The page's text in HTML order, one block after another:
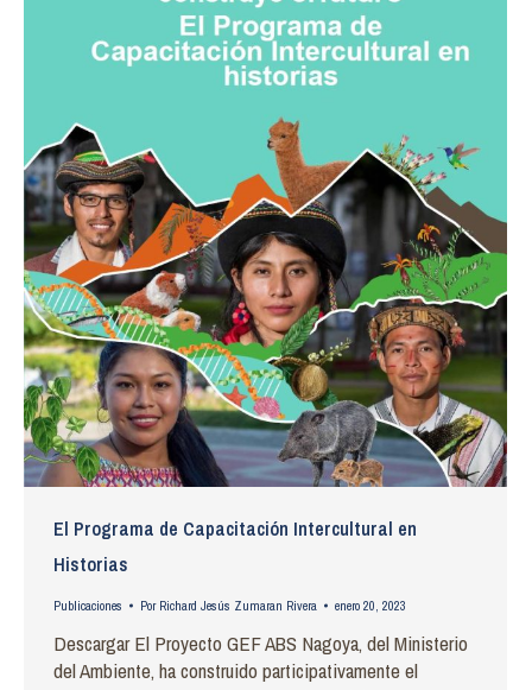
El Programa de Capacitación Intercultural en
Historias
Publicaciones Por Richard Jesús Zumaran Rivera enero 20, 2023
Descargar El Proyecto GEF ABS Nagoya, del Ministerio
del Ambiente, ha construido participativamente el